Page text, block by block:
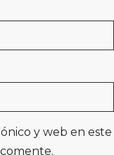
y web en este